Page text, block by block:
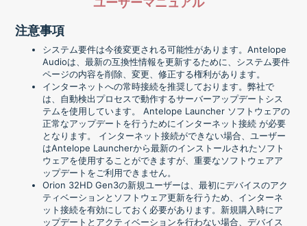
注意事項
システム要件は今後変更される可能性があります。Antelope
Audioは、最新の互換性情報を更新するために、システム要件
ページの内容を削除、変更、修正する権利があります。
インターネットへの常時接続を推奨しております。弊社で
は、⾃動検出プロセスで動作するサーバーアップデートシス
テムを使⽤しています。 Antelope Launcher ソフトウェアの
正常なアップデートを⾏うためにインターネット接続 が必要
となります。 インターネット接続ができない場合、ユーザー
はAntelope Launcherから最新のインストールされたソフト
ウェアを使用することができますが、重要なソフトウェアア
ップデートをご利用できません。
Orion 32HD Gen3の新規ユーザーは、最初にデバイスのアク
ティベーションとソフトウェア更新を行うため、インターネ
ット接続を有効にしておく必要があります。新規購入時にア
ップデートとアクティベーションを行わない場合、デバイス